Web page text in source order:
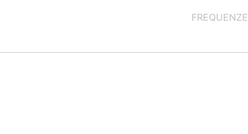
FREQUENZE